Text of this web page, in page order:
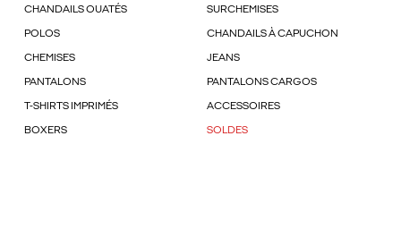
CHANDAILS OUATÉS SURCHEMISES
POLOS CHANDAILS À CAPUCHON
CHEMISES JEANS
PANTALONS PANTALONS CARGOS
T-SHIRTS IMPRIMÉS ACCESSOIRES
BOXERS SOLDES